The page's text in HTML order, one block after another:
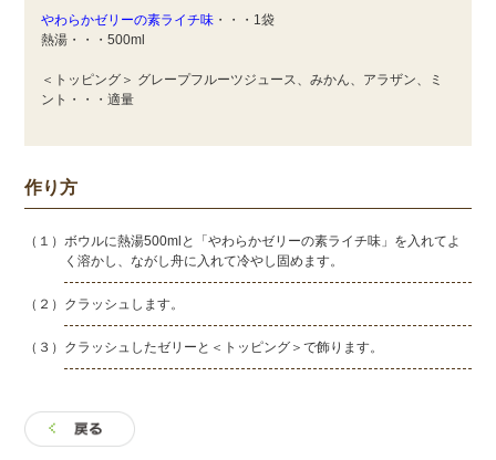
やわらかゼリーの素ライチ味 ・・・1袋
熱湯・・・500ml
＜トッピング＞ グレープフルーツジュース、みかん、アラザン、ミ
ント・・・適量
作り方
（１）ボウルに熱湯500mlと「やわらかゼリーの素ライチ味」を入れてよ
く溶かし、ながし舟に入れて冷やし固めます。
（２）クラッシュします。
（３）クラッシュしたゼリーと＜トッピング＞で飾ります。